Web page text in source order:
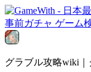
事前ガチャ ゲーム
グラブル攻略wiki